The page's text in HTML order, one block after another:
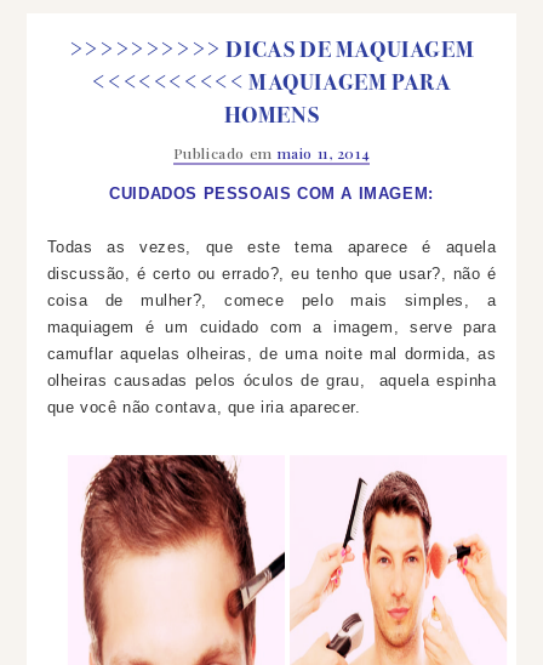
>>>>>>>>>> DICAS DE MAQUIAGEM
<<<<<<<<<< MAQUIAGEM PARA
HOMENS
Publicado em maio 11, 2014
CUIDADOS PESSOAIS COM A IMAGEM:
Todas as vezes, que este tema aparece é aquela
discussão, é certo ou errado?, eu tenho que usar?, não é
coisa de mulher?, comece pelo mais simples, a
maquiagem é um cuidado com a imagem, serve para
camuflar aquelas olheiras, de uma noite mal dormida, as
olheiras causadas pelos óculos de grau, aquela espinha
que você não contava, que iria aparecer.